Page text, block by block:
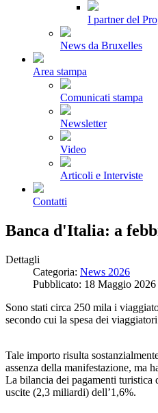
I partner del
News da Bruxelles
Area stampa
Comunicati stampa
Newsletter
Video
Articoli e Interviste
Contatti
Banca d'Italia: a
Dettagli
Categoria: News 2026
Pubblicato: 18 Maggio 2026
Sono stati circa 250 mila i
secondo cui la spesa dei
Tale importo risulta
assenza della manifestazione, ma
La bilancia dei pagamenti turistica
uscite (2,3 miliardi) dell’1,6%.